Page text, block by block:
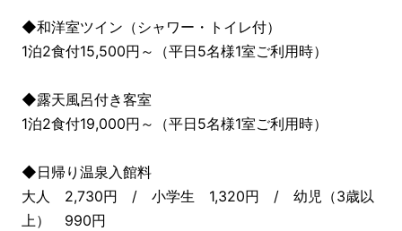
◆和洋室ツイン（シャワー・トイレ付）
1泊2食付15,500円～（平日5名様1室ご利用時）
◆露天風呂付き客室
1泊2食付19,000円～（平日5名様1室ご利用時）
◆日帰り温泉入館料
大人 2,730円 / 小学生 1,320円 / 幼児（3歳以
上） 990円